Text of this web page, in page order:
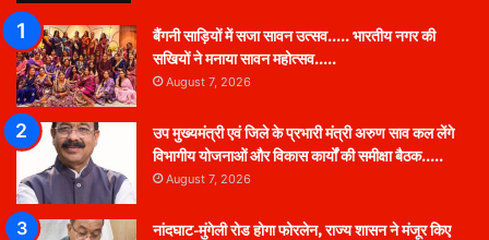
बैंगनी साड़ियों में सजा सावन उत्सव….. भारतीय नगर की
सखियों ने मनाया सावन महोत्सव…..
August 7, 2026
उप मुख्यमंत्री एवं जिले के प्रभारी मंत्री अरुण साव कल लेंगे
विभागीय योजनाओं और विकास कार्यों की समीक्षा बैठक…..
August 7, 2026
नांदघाट-मुंगेली रोड होगा फोरलेन, राज्य शासन ने मंजूर किए